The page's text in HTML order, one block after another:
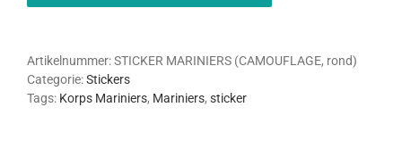
aantal
Artikelnummer:STICKER MARINIERS (CAMOUFLAGE, rond)
Categorie:Stickers
Tags: Korps Mariniers, Mariniers, sticker